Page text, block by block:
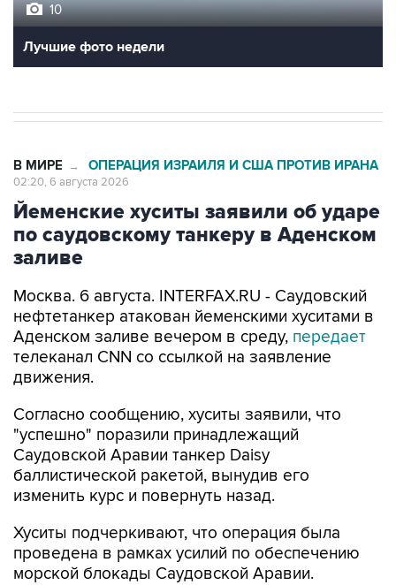
10
Лучшие фото недели
В МИРЕ → ОПЕРАЦИЯ ИЗРАИЛЯ И США ПРОТИВ ИРАНА
02:20, 6 августа 2026
Йеменские хуситы заявили об ударе
по саудовскому танкеру в Аденском
заливе
Москва. 6 августа. INTERFAX.RU - Саудовский
нефтетанкер атакован йеменскими хуситами в
Аденском заливе вечером в среду, передает
телеканал CNN со ссылкой на заявление
движения.
Согласно сообщению, хуситы заявили, что
"успешно" поразили принадлежащий
Саудовской Аравии танкер Daisy
баллистической ракетой, вынудив его
изменить курс и повернуть назад.
Хуситы подчеркивают, что операция была
проведена в рамках усилий по обеспечению
морской блокады Саудовской Аравии.